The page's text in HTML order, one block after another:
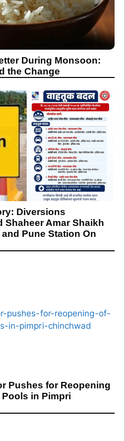
During Monsoon:
the Change
Diversions
Shaheer Amar Shaikh
Pune Station On
Pushes for Reopening
in Pimpri